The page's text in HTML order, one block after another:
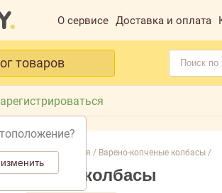
О сервисе Доставка и оплата
товаров
/Колбасные изделия / Варено-копченые колбасы /
колбасы